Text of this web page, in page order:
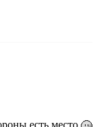
есть место